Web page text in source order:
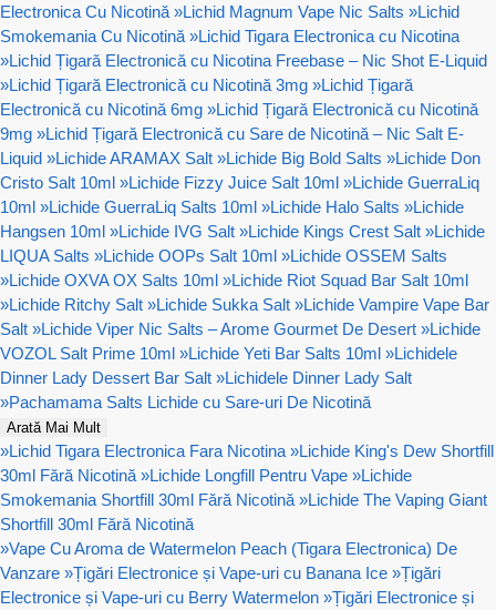
Electronica Cu Nicotină »Lichid Magnum Vape Nic Salts »Lichid
Smokemania Cu Nicotină »Lichid Tigara Electronica cu Nicotina
»Lichid Țigară Electronică cu Nicotina Freebase – Nic Shot E-Liquid
»Lichid Țigară Electronică cu Nicotină 3mg »Lichid Țigară
Electronică cu Nicotină 6mg »Lichid Țigară Electronică cu Nicotină
9mg »Lichid Țigară Electronică cu Sare de Nicotină – Nic Salt E-
Liquid »Lichide ARAMAX Salt »Lichide Big Bold Salts »Lichide Don
Cristo Salt 10ml »Lichide Fizzy Juice Salt 10ml »Lichide GuerraLiq
10ml »Lichide GuerraLiq Salts 10ml »Lichide Halo Salts »Lichide
Hangsen 10ml »Lichide IVG Salt »Lichide Kings Crest Salt »Lichide
LIQUA Salts »Lichide OOPs Salt 10ml »Lichide OSSEM Salts
»Lichide OXVA OX Salts 10ml »Lichide Riot Squad Bar Salt 10ml
»Lichide Ritchy Salt »Lichide Sukka Salt »Lichide Vampire Vape Bar
Salt »Lichide Viper Nic Salts – Arome Gourmet De Desert »Lichide
VOZOL Salt Prime 10ml »Lichide Yeti Bar Salts 10ml »Lichidele
Dinner Lady Dessert Bar Salt »Lichidele Dinner Lady Salt
»Pachamama Salts Lichide cu Sare-uri De Nicotină
Arată Mai Mult
»Lichid Tigara Electronica Fara Nicotina »Lichide King's Dew Shortfill
30ml Fără Nicotină »Lichide Longfill Pentru Vape »Lichide
Smokemania Shortfill 30ml Fără Nicotină »Lichide The Vaping Giant
Shortfill 30ml Fără Nicotină
»Vape Cu Aroma de Watermelon Peach (Tigara Electronica) De
Vanzare »Țigări Electronice și Vape-uri cu Banana Ice »Țigări
Electronice și Vape-uri cu Berry Watermelon »Țigări Electronice și